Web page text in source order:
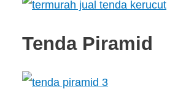
Tenda Piramid